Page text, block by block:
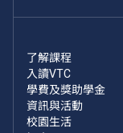
了解課程
入讀VTC
學費及獎助學金
資訊與活動
校園生活